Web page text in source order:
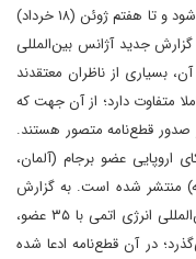
است از دوشنبه آینده، سوم ژوئن (۱۴ خرداد) آغاز شود و تا هفتم ژوئن (۱۸ خرداد)
جدید آژانس بین‌المللی
بسیاری از ناظران معتقدند
متفاوت‌ دارد؛ از آن جهت که
صدور قطع‌نامه متصور هستند.
اروپایی عضو برجام (آلمان،
منتشر شده است. به گزارش
شرق، از آخرین باری که شورای حکام آژانس بین‌المللی انرژی اتمی با ۳۵ عضو،
ایران تصویب کرد، ۱۸ ماه می‌گذرد؛ در آن قطع‌نامه ادعا شده